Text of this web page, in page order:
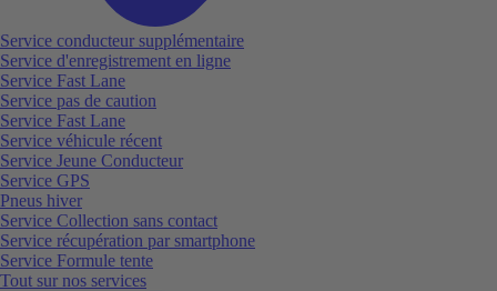
Service conducteur supplémentaire
Service d'enregistrement en ligne
Service Fast Lane
Service pas de caution
Service Fast Lane
Service véhicule récent
Service Jeune Conducteur
Service GPS
Pneus hiver
Service Collection sans contact
Service récupération par smartphone
Service Formule tente
Tout sur nos services